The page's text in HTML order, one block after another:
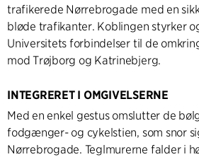
trafikerede Nørrebrogade med en
bløde trafikanter. Koblingen styrker
Universitets forbindelser til de
mod Trøjborg og Katrinebjerg.
INTEGRERET I OMGIVELSERNE
Med en enkel gestus omslutter de
fodgænger- og cykelstien, som snor
Nørrebrogade. Teglmurerne falder i